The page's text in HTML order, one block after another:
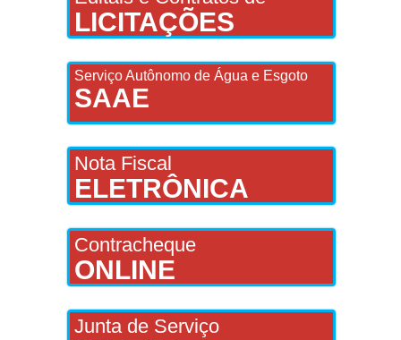
LICITAÇÕES
Serviço Autônomo de Água e Esgoto
SAAE
Nota Fiscal
ELETRÔNICA
Contracheque
ONLINE
Junta de Serviço